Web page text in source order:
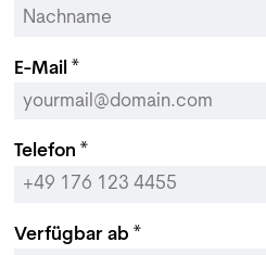
E-Mail *
Telefon *
Verfügbar ab *